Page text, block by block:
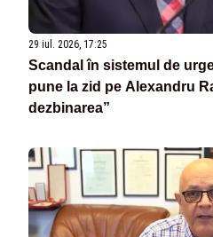
29 iul. 2026, 17:25
Scandal în sistemul de
pune la zid pe Alexandru
dezbinarea”